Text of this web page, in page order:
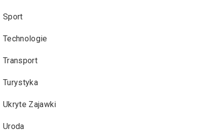
Sport
Technologie
Transport
Turystyka
Ukryte Zajawki
Uroda